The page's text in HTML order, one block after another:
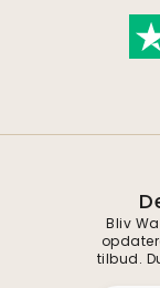
Bliv
tilbud.